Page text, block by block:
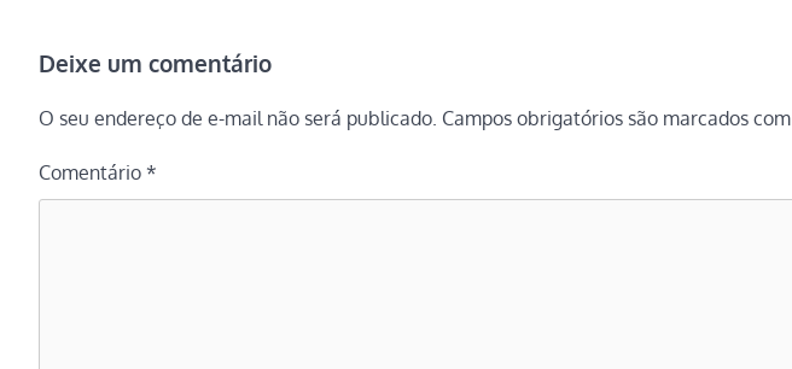
Deixe um comentário
O seu endereço de e-mail não será publicado. Campos obrigatórios são marcados com
Comentário *